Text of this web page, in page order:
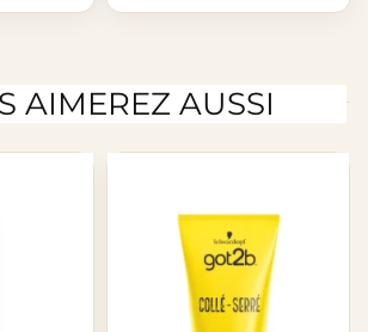
AIMEREZ AUSSI